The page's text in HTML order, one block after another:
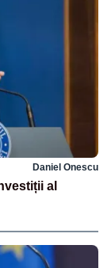
Daniel Onescu
al